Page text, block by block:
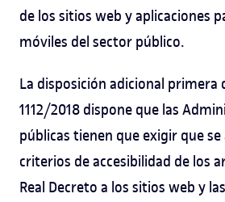
de los sitios web y aplicaciones
móviles del sector público.
La disposición adicional primera
1112/2018 dispone que las
públicas tienen que exigir que
criterios de accesibilidad de los
Real Decreto a los sitios web y